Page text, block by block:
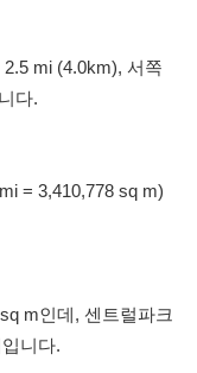
mi (4.0km), 서쪽
다.
= 3,410,778 sq m)
m인데, 센트럴파크
니다.